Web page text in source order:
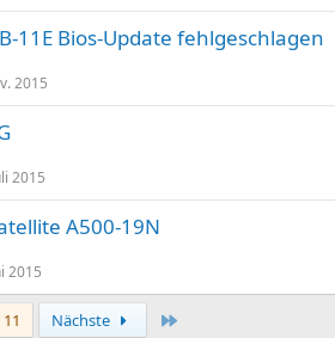
11E Bios-Update fehlgeschlagen
2015
2015
A500-19N
2015
Nächste